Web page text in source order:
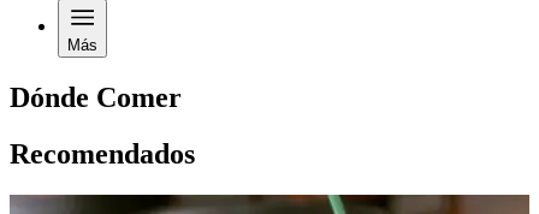
Más
Dónde Comer
Recomendados